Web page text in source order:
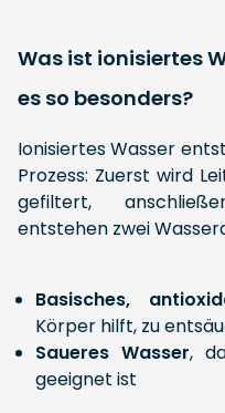
Was ist ionisiertes
es so besonders?
Ionisiertes Wasser
Prozess: Zuerst wird
gefiltert,
entstehen zwei
Basisches,
Körper hilft, zu
Saueres Wasser,
geeignet ist